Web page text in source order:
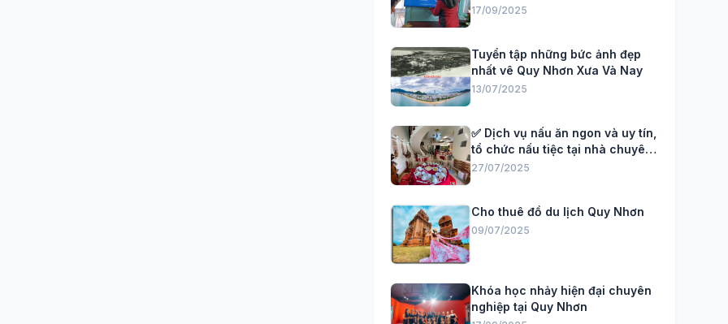
17/09/2025
Tuyển tập những bức ảnh đẹp
nhất vê Quy Nhơn Xưa Và Nay
13/07/2025
✅ Dịch vụ nấu ăn ngon và uy tín,
tổ chức nấu tiệc tại nhà chuyên
Nghiệp
27/07/2025
Cho thuê đồ du lịch Quy Nhơn
09/07/2025
Khóa học nhảy hiện đại chuyên
nghiệp tại Quy Nhơn